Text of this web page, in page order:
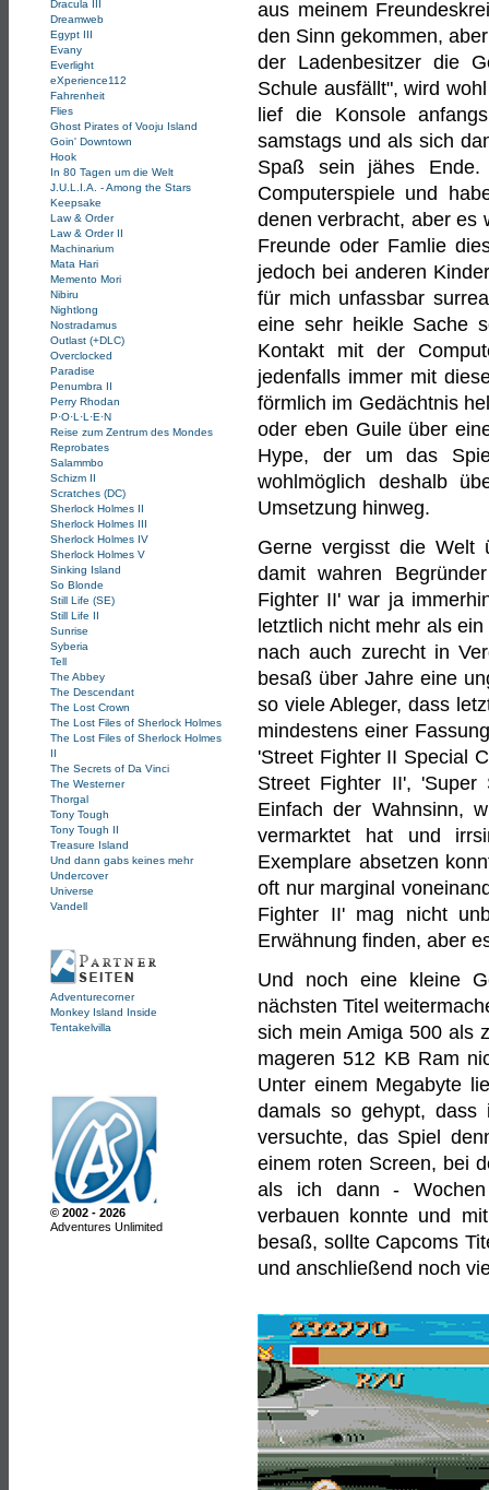
Dracula III
Dreamweb
Egypt III
Evany
Everlight
eXperience112
Fahrenheit
Flies
Ghost Pirates of Vooju Island
Goin' Downtown
Hook
In 80 Tagen um die Welt
J.U.L.I.A. - Among the Stars
Keepsake
Law & Order
Law & Order II
Machinarium
Mata Hari
Memento Mori
Nibiru
Nightlong
Nostradamus
Outlast (+DLC)
Overclocked
Paradise
Penumbra II
Perry Rhodan
P·O·L·L·E·N
Reise zum Zentrum des Mondes
Reprobates
Salammbo
Schizm II
Scratches (DC)
Sherlock Holmes II
Sherlock Holmes III
Sherlock Holmes IV
Sherlock Holmes V
Sinking Island
So Blonde
Still Life (SE)
Still Life II
Sunrise
Syberia
Tell
The Abbey
The Descendant
The Lost Crown
The Lost Files of Sherlock Holmes
The Lost Files of Sherlock Holmes
II
The Secrets of Da Vinci
The Westerner
Thorgal
Tony Tough
Tony Tough II
Treasure Island
Und dann gabs keines mehr
Undercover
Universe
Vandell
Adventurecorner
Monkey Island Inside
Tentakelvilla
© 2002 - 2026
Adventures Unlimited
aus meinem
den Sinn gekommen,
der Ladenbesitzer die
Schule ausfällt", wird
lief die Konsole
samstags und als sich
Spaß sein jähes
Computerspiele und
denen verbracht, aber es
Freunde oder Famlie
jedoch bei anderen
für mich unfassbar
eine sehr heikle Sache
Kontakt mit der
jedenfalls immer mit
förmlich im Gedächtnis
oder eben Guile über
Hype, der um das
wohlmöglich deshalb
Umsetzung hinweg.
Gerne vergisst die Welt
damit wahren
Fighter II' war ja
letztlich nicht mehr als
nach auch zurecht in
besaß über Jahre eine
so viele Ableger, dass
mindestens einer
'Street Fighter II Special
Street Fighter II',
Einfach der Wahnsinn,
vermarktet hat und
Exemplare absetzen
oft nur marginal
Fighter II' mag nicht
Erwähnung finden, aber
Und noch eine kleine
nächsten Titel
sich mein Amiga 500 als
mageren 512 KB Ram
Unter einem Megabyte
damals so gehypt, dass
versuchte, das Spiel
einem roten Screen, bei
als ich dann - Wochen
verbauen konnte und
besaß, sollte Capcoms
und anschließend noch